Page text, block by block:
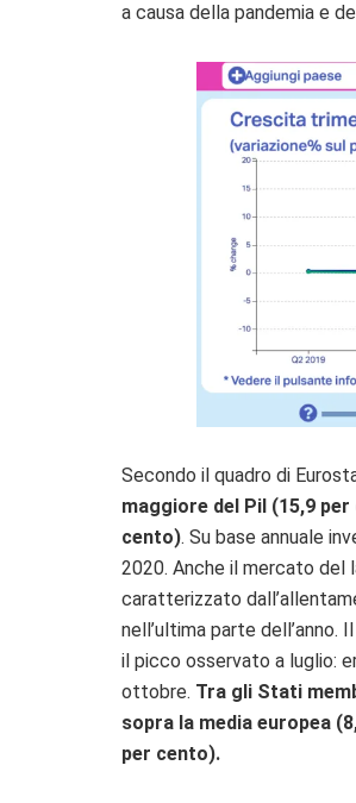
a causa della pandemia e
Secondo il quadro di
maggiore del Pil (15,9
cento). Su base annuale
2020. Anche il mercato del
caratterizzato
nell’ultima parte dell’anno.
il picco osservato a luglio:
ottobre. Tra gli Stati
sopra la media europea
per cento).